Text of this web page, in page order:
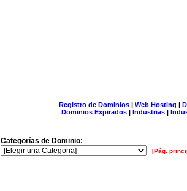
Registro de Dominios| Web Hosting |
Dominios Expirados | Industrias |
Categorías de Dominio:
[Pág.